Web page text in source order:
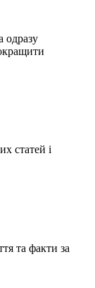
одразу
статей і
та факти за